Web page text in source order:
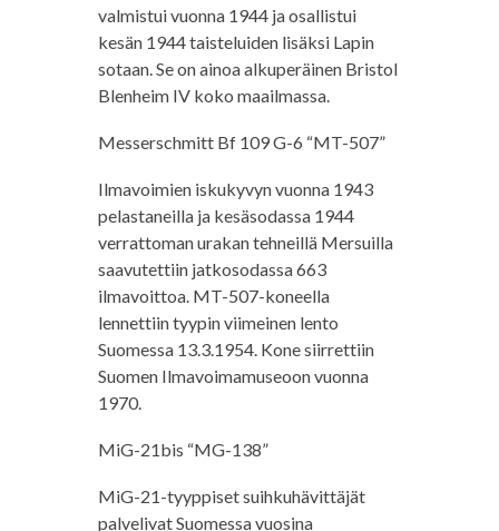
valmistui vuonna 1944 ja osallistui
kesän 1944 taisteluiden lisäksi Lapin
sotaan. Se on ainoa alkuperäinen Bristol
Blenheim IV koko maailmassa.
Messerschmitt Bf 109 G-6 “MT-507”
Ilmavoimien iskukyvyn vuonna 1943
pelastaneilla ja kesäsodassa 1944
verrattoman urakan tehneillä Mersuilla
saavutettiin jatkosodassa 663
ilmavoittoa. MT-507-koneella
lennettiin tyypin viimeinen lento
Suomessa 13.3.1954. Kone siirrettiin
Suomen Ilmavoimamuseoon vuonna
1970.
MiG-21bis “MG-138”
MiG-21-tyyppiset suihkuhävittäjät
palvelivat Suomessa vuosina